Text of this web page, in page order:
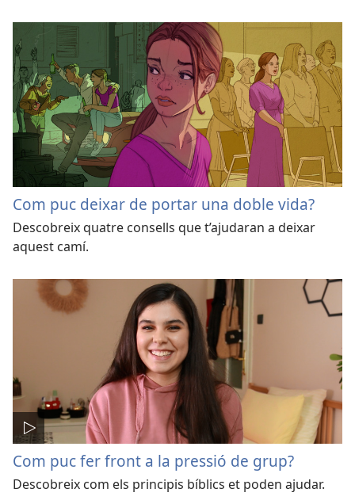
Com puc deixar de portar una doble vida?
Descobreix quatre consells que t’ajudaran a deixar
aquest camí.
Com puc fer front a la pressió de grup?
Descobreix com els principis bíblics et poden ajudar.